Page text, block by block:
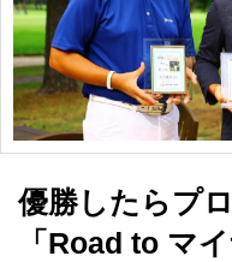
優勝したらプ
「Road to マ